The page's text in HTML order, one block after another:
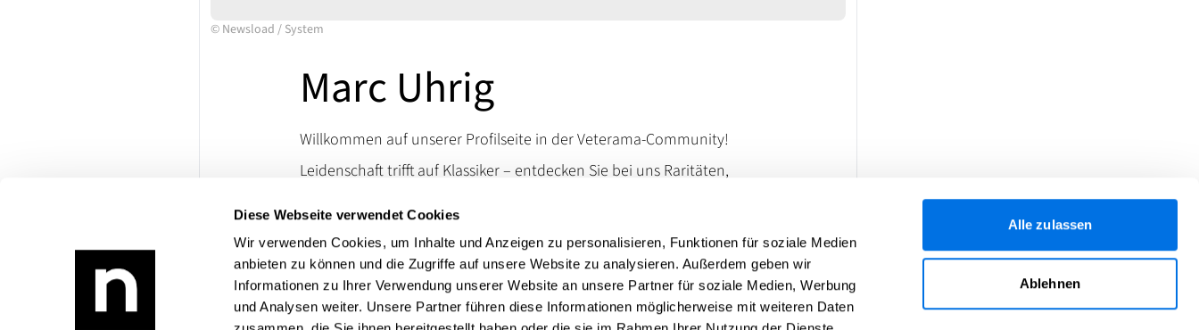
Diese Webseite verwendet Cookies
Wir verwenden Cookies, um Inhalte und Anzeigen zu personalisieren, Funktionen für soziale Medien
anbieten zu können und die Zugriffe auf unsere Website zu analysieren. Außerdem geben wir
Informationen zu Ihrer Verwendung unserer Website an unsere Partner für soziale Medien, Werbung
und Analysen weiter. Unsere Partner führen diese Informationen möglicherweise mit weiteren Daten
Alle zulassen
Ablehnen
© Newsload / System
Marc Uhrig
Willkommen auf unserer Profilseite in der Veterama-Community!
Leidenschaft trifft auf Klassiker – entdecken Sie bei uns Raritäten,
lassen. Besuchen Sie uns auf der VETERAMA und tauchen Sie ein in
die Welt klassischen Raritäten.
Bei Rückfragen erreichen Sie uns über unsere Kontaktdaten.
Produktangebot:Autoteile VW, Opel, Mercedes